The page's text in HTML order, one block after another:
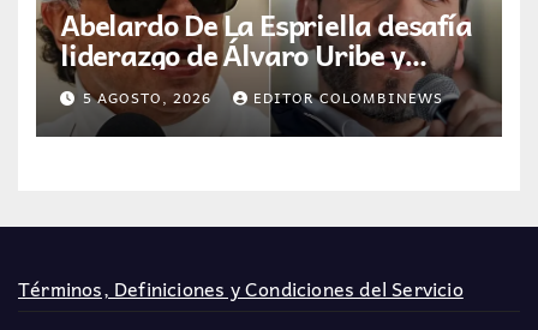
Abelardo De La Espriella desafía
liderazgo de Álvaro Uribe y
Centro Democrático tras
victoria electoral
5 AGOSTO, 2026 EDITOR COLOMBINEWS
Términos, Definiciones y Condiciones del Servicio